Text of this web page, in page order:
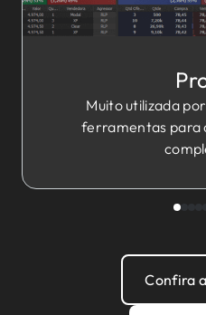
Muito utilizada
ferramentas para
Confira